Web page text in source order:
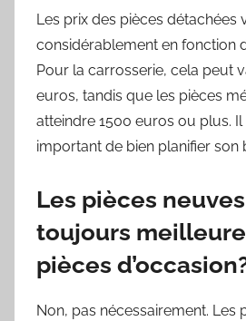
Les prix des pièces détachées
considérablement en fonction
Pour la carrosserie, cela peut
euros, tandis que les pièces
atteindre 1500 euros ou plus.
important de bien planifier son
Les pièces
toujours
pièces
Non, pas nécessairement. Les